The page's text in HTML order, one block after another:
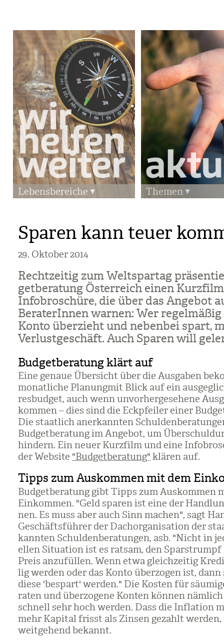
Lebensbereiche Themen
Sparen kann teuer
29. Oktober 2014
Recht­zei­tig zum Welt­spar­tag
get­be­ra­tung Öster­reich einen
Info­bro­schüre, die über das Ange­bot
Bera­te­rIn­nen war­nen: Wer regel­mä­ßig
Konto über­zieht und neben­bei spart,
Ver­lust­ge­schäft. Auch Spa­ren will
Budgetberatung klärt auf
Eine genaue Über­sicht über die Aus­ga­ben
monat­li­che Pla­nungmit Blick auf ein
res­bud­get, auch wenn unvor­her­ge­se­hene
kom­men – dies sind die Eck­pfei­ler einer
Die staat­lich aner­kann­ten
Bud­get­be­ra­tung im Ange­bot, um
hin­dern. Ein neuer Kurz­film und eine
der Web­site"Budgetberatung"klä­ren auf.
Tipps zum Auskommen mit dem
Bud­get­be­ra­tung gibt Tipps zum Aus­kom­men
Ein­kom­men. "Geld spa­ren ist eine der
nen. Es muss aber auch Sinn machen", sagt
Geschäfts­füh­rer der Dach­or­ga­ni­sa­tion der
kann­ten Schul­den­be­ra­tun­gen, asb. "Nicht in
el­len Situa­tion ist es rat­sam, den Spar­strumpf
Preis anzu­fül­len. Wenn etwa gleich­zei­tig
lig wer­den oder das Konto über­zo­gen ist,
diese 'be­spart' wer­den." Die Kos­ten für
ra­ten und über­zo­gene Kon­ten kön­nen
schnell sehr hoch wer­den. Dass die Infla­tion
mehr Kapi­tal frisst als Zin­sen gezahlt
weit­ge­hend bekannt.